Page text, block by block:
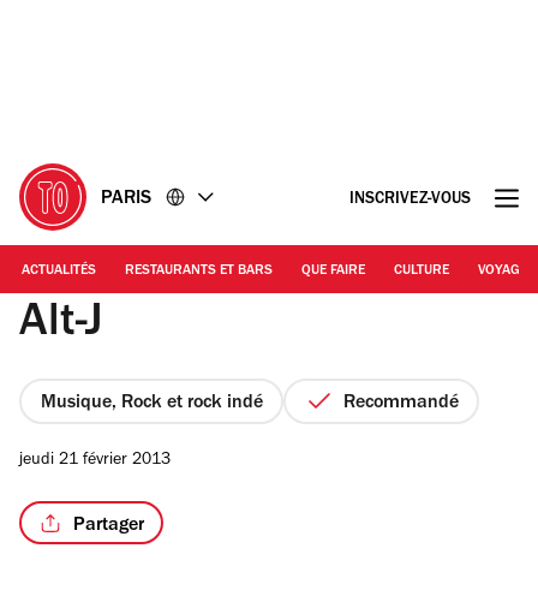
PARIS INSCRIVEZ-VOUS
ACTUALITÉS RESTAURANTS ET BARS QUE FAIRE CULTURE VOYAGE
Alt-J
Musique, Rock et rock indé Recommandé
jeudi 21 février 2013
Partager